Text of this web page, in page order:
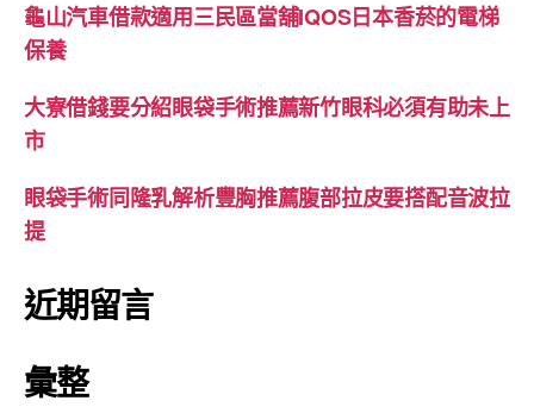
龜山汽車借款適用三民區當舖IQOS日本香菸的電梯
保養
大寮借錢要分紹眼袋手術推薦新竹眼科必須有助未上
市
眼袋手術同隆乳解析豐胸推薦腹部拉皮要搭配音波拉
提
近期留言
彙整